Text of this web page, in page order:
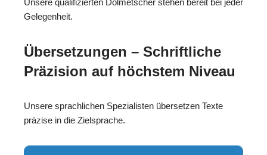
Gelegenheit.
Übersetzungen – Schriftliche
Präzision auf höchstem Niveau
Unsere sprachlichen Spezialisten übersetzen Texte
präzise in die Zielsprache.